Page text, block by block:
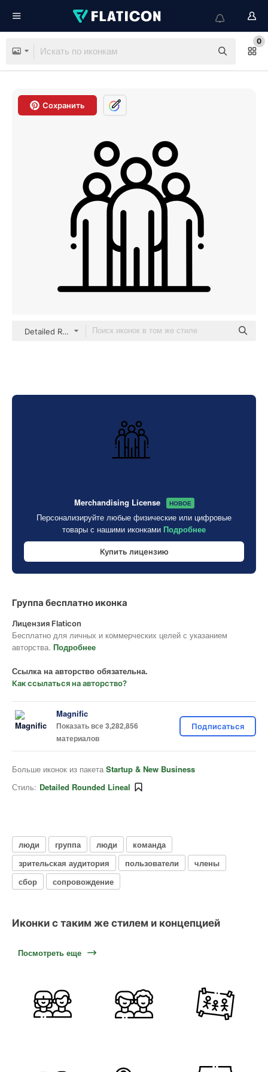
0
Сохранить
Detailed Rounded Lineal
Merchandising License НОВОЕ
Персонализируйте любые физические или цифровые
товары с нашими иконками Подробнее
Купить лицензию
Группа бесплатно иконка
Лицензия Flaticon
Бесплатно для личных и коммерческих целей с указанием
авторства. Подробнее
Ссылка на авторство обязательна.
Как ссылаться на авторство?
Magnific
Показать все 3,282,856
материалов
Подписаться
Больше иконок из пакета Startup & New Business
Стиль: Detailed Rounded Lineal
люди группа люди
команда
зрительская аудитория
пользователи
члены
сбор
сопровождение
Иконки с таким же стилем и концепцией
Посмотреть еще